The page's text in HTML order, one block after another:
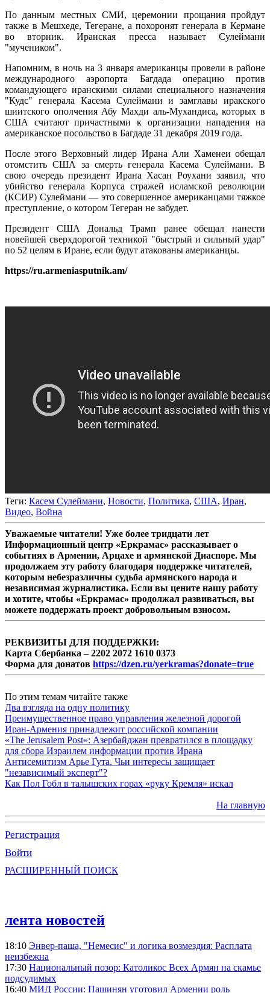
По данным местных СМИ, церемонии прощания пройдут
также в Мешхеде, Тегеране, а похоронят генерала в Кермане
во вторник. Иранская пресса называет Сулеймани
"мучеником".
Напомним, в ночь на 3 января американцы провели в районе
международного аэропорта Багдада операцию против
командующего иранскими силами специального назначения
"Кудс" генерала Касема Сулеймани и замглавы иракского
шиитского ополчения Абу Махди аль-Мухандиса, которых в
США считают причастными к организации нападения на
американское посольство в Багдаде 31 декабря 2019 года.
После этого Верховный лидер Ирана Али Хаменеи обещал
отомстить США за смерть генерала Касема Сулеймани. В
свою очередь президент Ирана Хасан Роухани заявил, что
убийство генерала Корпуса стражей исламской революции
(КСИР) Сулеймани — это совершенное американцами тяжкое
преступление, о котором Тегеран не забудет.
Президент США Дональд Трамп ранее обещал нанести
новейшей сверхдорогой техникой "быстрый и сильный удар"
по 52 целям в Иране, если будут атакованы американцы.
https://ru.armeniasputnik.am/
Теги: Касем Сулеймани, Новости, Политика, США, Иран,
Видео, Война
Уважаемые читатели! Уже более тридцати лет
Информационный центр «Еркрамас» рассказывает о
событиях в Армении, Арцахе и армянской Диаспоре. Мы
продолжаем эту работу благодаря поддержке читателей,
которым небезразличны судьба армянского народа и
независимая журналистика. Если вы цените нашу работу
и хотите, чтобы «Еркрамас» продолжал развиваться, вы
можете поддержать проект добровольным взносом.
РЕКВИЗИТЫ ДЛЯ ПОДДЕРЖКИ:
Карта Сбербанка – 2202 2072 1610 0373
Форма для донатов https://dzen.ru/yerkramas?donate=true
По этим темам читайте также
Два взгляда на одну политику
Преимущественное право управления железной дорогой
Иран-Армения принадлежит российской компании
«The Jerusalem Post»: Азербайджан превратился в площадку
для сбора Израилем информации против Ирана
Антисемитизм Арье Гута. Чьи интересы защищает
"независимый эксперт"?
Как Пол Гобл в талышских горах «руку Кремля» искал
На главную
Регистрация
Войти
РАСШИРЕННЫЙ ПОИСК
лента новостей
18:10 Энвер-паша, "Немесис" и логика возмездия: Расплата
неизбежна
17:30 Национальный позор: Католикос Всех Армян на скамье
подсудимых
16:40 МИД России: Пашинян уготовил Армении роль